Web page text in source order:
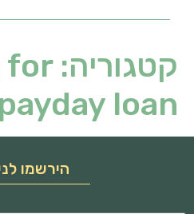
קטגוריה:for
payday loan
הירשמו